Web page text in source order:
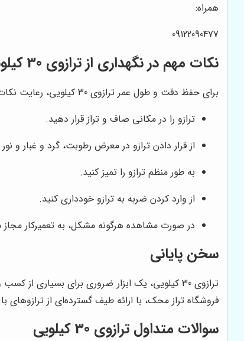
همراه:
09122090477
نکات مهم در نگهداری از ترازوی 30 کیلویی
برای حفظ دقت و طول عمر ترازوی 30 کیلویی، رعایت نکات زیر ضروری است:
ترازو را در مکانی صاف و تراز قرار دهید.
از قرار دادن ترازو در معرض رطوبت، گرد و غبار و
به طور منظم ترازو را تمیز کنید.
از وارد کردن ضربه به ترازو خودداری کنید.
در صورت مشاهده هرگونه مشکل، به تعمیرکار مجاز
سخن پایانی
ترازوی 30 کیلویی، یک ابزار ضروری برای بسیاری از کسب و کارها است. با انتخاب یک ترازوی با کیفیت و کارآمد از
فروشگاه تراز محک، با ارائه طیف گسترده‌ای از
سوالات متداول ترازوی 30 کیلویی